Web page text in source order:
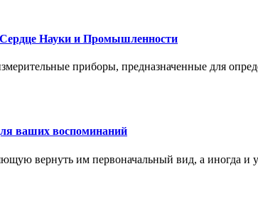
Науки и Промышленности
приборы, предназначенные для
ваших воспоминаний
вернуть им первоначальный вид, а иногда и